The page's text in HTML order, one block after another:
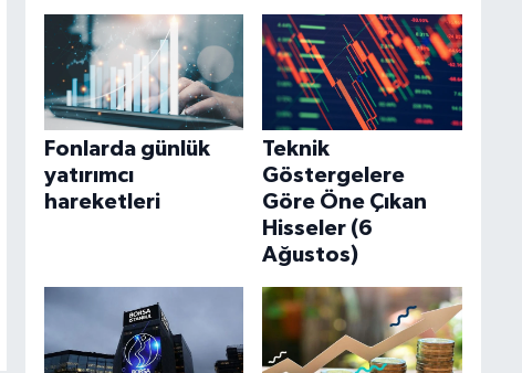
Fonlarda günlük
yatırımcı
hareketleri
Teknik
Göstergelere
Göre Öne Çıkan
Hisseler (6
Ağustos)